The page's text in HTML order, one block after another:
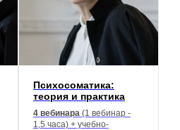
Психосоматика:
теория и практика
4 вебинара (1 вебинар -
1,5 часа) + учебно-